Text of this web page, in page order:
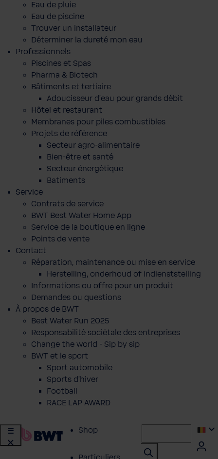
Eau de pluie
Eau de piscine
Trouver un installateur
Déterminer la dureté mon eau
Professionnels
Piscines et Spas
Pharma & Biotech
Bâtiments et tertiaire
Adoucisseur d'eau pour grands débit
Hôtel et restaurant
Membranes pour piles combustibles
Projets de référence
Secteur agro-alimentaire
Bien-être et santé
Secteur énergétique
Batiments
Service
Contrats de service
BWT Best Water Home App
Service de la boutique en ligne
Points de vente
Contact
Réparation, maintenance ou mise en service
Herstelling, onderhoud of indienststelling
Informations ou offre pour un produit
Demandes ou questions
À propos de BWT
Best Water Run 2025
Responsabilité sociétale des entreprises
Change the world - Sip by sip
BWT et le sport
Sport automobile
Sports d'hiver
Football
RACE LAP AWARD
Shop